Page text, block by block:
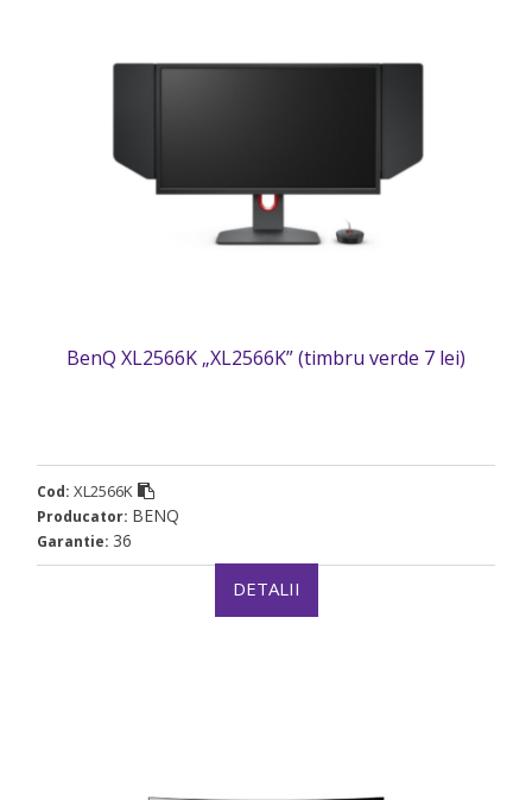
BenQ XL2566K „XL2566K” (timbru verde 7 lei)
Cod: XL2566K
Producator: BENQ
Garantie: 36
DETALII